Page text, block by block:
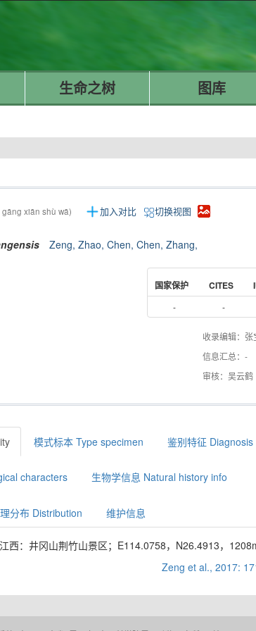
生命之树 图库
gāng xiān shù wā) 加入对比 切换视图
Zeng, Zhao, Chen, Chen, Zhang,
国家保护 CITES
- -
收录编辑：张
信息汇总：-
审核：吴云鹤
模式标本 Type specimen 鉴别特征 Diagnosis
characters 生物学信息 Natural history info
分布 Distribution 维护信息
西：井冈山荆竹山景区；E114.0758，N26.4913，
Zeng et al., 2017: